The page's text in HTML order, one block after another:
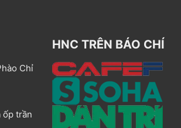
Chỉ
ốp trần
HNC TRÊN BÁO CHÍ